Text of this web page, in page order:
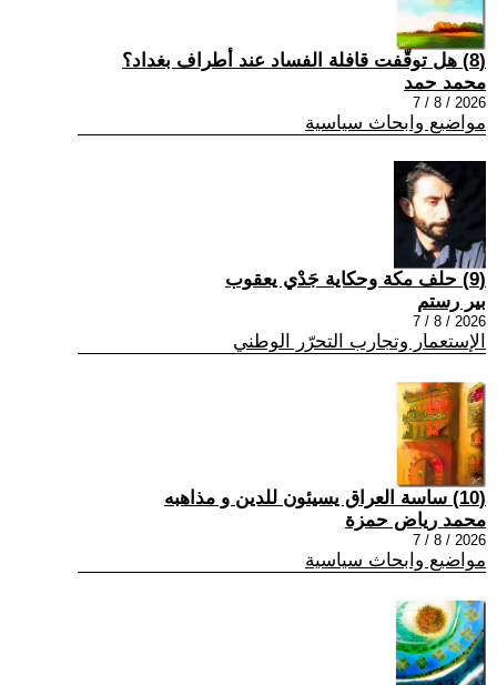
(8) هل توقّفت قافلة الفساد عند أطراف بغداد؟
محمد حمد
2026 / 8 / 7
مواضيع وابحاث سياسية
(9) حلف مكة وحكاية جَدْي يعقوب
بير رستم
2026 / 8 / 7
الإستعمار وتجارب التحرّر الوطني
(10) ساسة العراق يسيئون للدين و مذاهبه
محمد رياض حمزة
2026 / 8 / 7
مواضيع وابحاث سياسية